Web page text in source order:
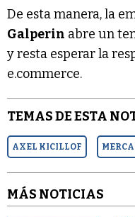
De esta manera, la
Galperin abre un
y resta esperar la
e.commerce.
TEMAS DE ESTA
AXEL KICILLOF
MÁS NOTICIAS